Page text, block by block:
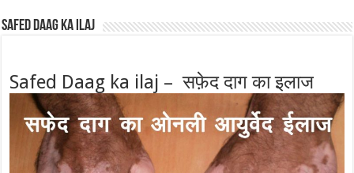
Safed Daag ka ilaj
Safed Daag ka ilaj – सफ़ेद दाग का इलाज